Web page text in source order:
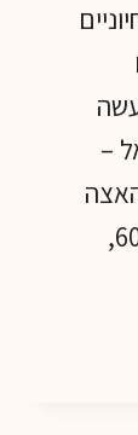
–
תועדה לראשונה בישראל בשנות ה־60,